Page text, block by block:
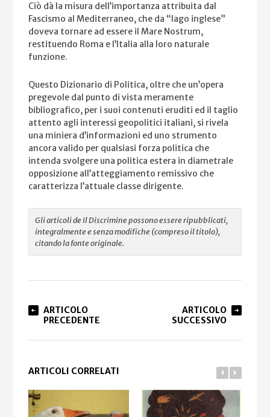
Ciò dà la misura dell’importanza attribuita dal
Fascismo al Mediterraneo, che da “lago inglese”
doveva tornare ad essere il Mare Nostrum,
restituendo Roma e l’Italia alla loro naturale
funzione.
Questo Dizionario di Politica, oltre che un’opera
pregevole dal punto di vista meramente
bibliografico, per i suoi contenuti eruditi ed il taglio
attento agli interessi geopolitici italiani, si rivela
una miniera d’informazioni ed uno strumento
ancora valido per qualsiasi forza politica che
intenda svolgere una politica estera in diametrale
opposizione all’atteggiamento remissivo che
caratterizza l’attuale classe dirigente.
Gli articoli de Il Discrimine possono essere ripubblicati,
integralmente e senza modifiche (compreso il titolo),
citando la fonte originale.
ARTICOLO
PRECEDENTE
ARTICOLO
SUCCESSIVO
ARTICOLI CORRELATI